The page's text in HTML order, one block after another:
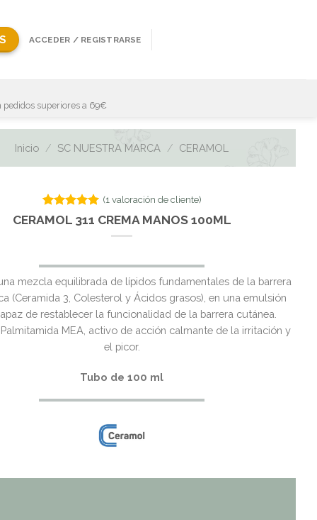
ACCEDER / REGISTRARSE
pedidos superiores a 69€
Inicio / SC NUESTRA MARCA / CERAMOL
Valorado
con 5.00
1
cliente
(1 valoración de cliente)
CERAMOL 311 CREMA MANOS 100ML
mezcla equilibrada de lípidos fundamentales de la barrera
(Ceramida 3, Colesterol y Ácidos grasos), en una emulsión
de restablecer la funcionalidad de la barrera cutánea.
MEA, activo de acción calmante de la irritación y
el picor.
Tubo de 100 ml